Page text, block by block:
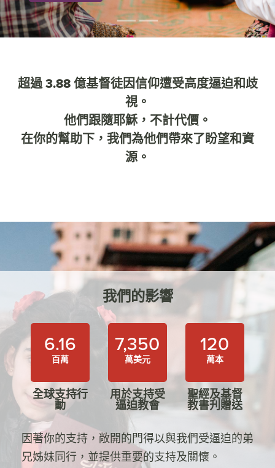
超過 3.88 億基督徒因信仰遭受高度逼迫和歧
視。
他們跟隨耶穌，不計代價。
在你的幫助下，我們為他們帶來了盼望和資
源。
我們的影響
6.16
百萬
全球支持行
動
7,350
萬美元
用於支持受
逼迫教會
120
萬本
聖經及基督
教書刋贈送
因著你的支持，敞開的門得以與我們受逼迫的弟
兄姊妹同行，並提供重要的支持及關懷。